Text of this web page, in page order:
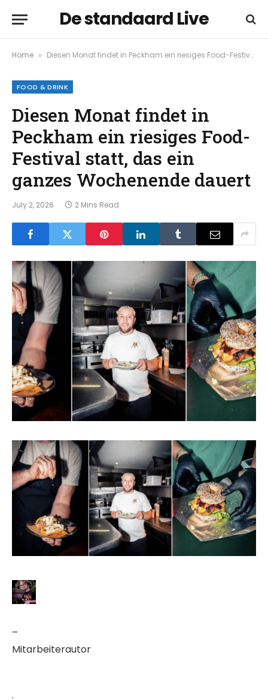
De standaard Live
Home » Diesen Monat findet in Peckham ein riesiges Food-Festival statt, das ein ganzes Wochenende dauert
FOOD & DRINK
Diesen Monat findet in
Peckham ein riesiges Food-
Festival statt, das ein
ganzes Wochenende dauert
July 2, 2026 2 Mins Read
–
Mitarbeiterautor